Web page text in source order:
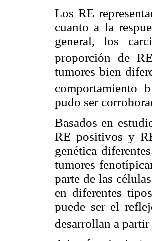
Los RE
cuanto a la
general, los
proporción de RE
tumores bien
comportamiento
pudo ser
Basados en
RE positivos y
genética
tumores
parte de las
en diferentes
puede ser el
desarrollan a